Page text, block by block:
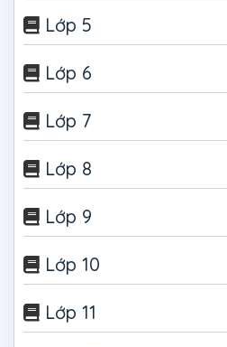
Lớp 5
Lớp 6
Lớp 7
Lớp 8
Lớp 9
Lớp 10
Lớp 11